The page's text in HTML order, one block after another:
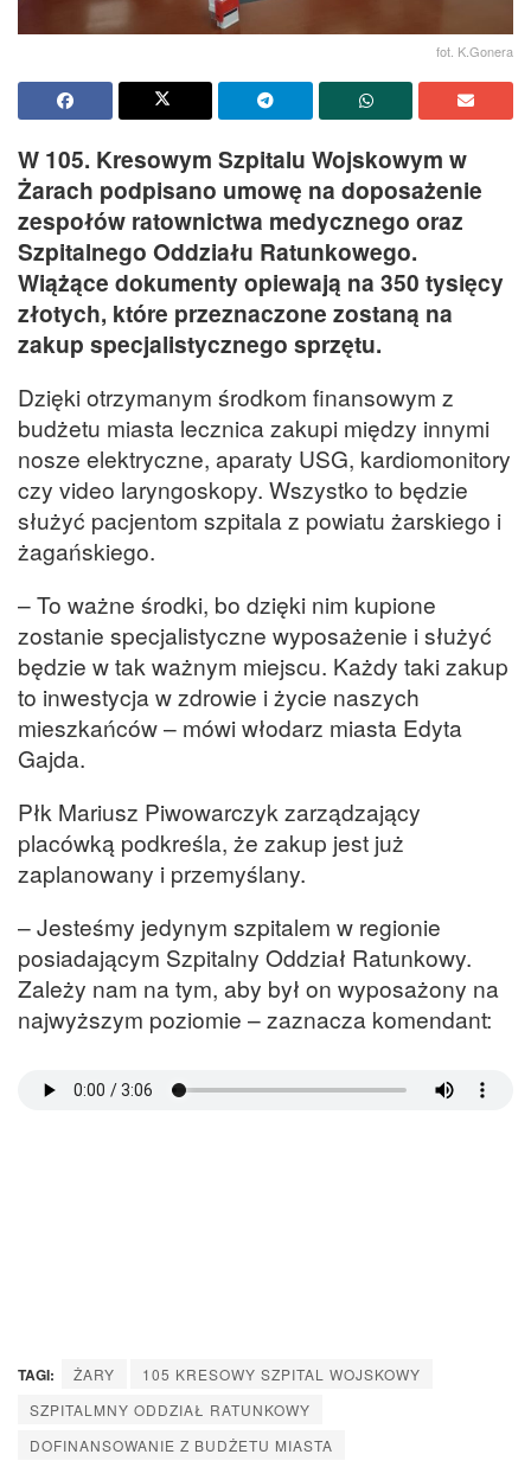
fot. K.Gonera
W 105. Kresowym Szpitalu Wojskowym w
Żarach podpisano umowę na doposażenie
zespołów ratownictwa medycznego oraz
Szpitalnego Oddziału Ratunkowego.
Wiążące dokumenty opiewają na 350 tysięcy
złotych, które przeznaczone zostaną na
zakup specjalistycznego sprzętu.
Dzięki otrzymanym środkom finansowym z
budżetu miasta lecznica zakupi między innymi
nosze elektryczne, aparaty USG, kardiomonitory
czy video laryngoskopy. Wszystko to będzie
służyć pacjentom szpitala z powiatu żarskiego i
żagańskiego.
– To ważne środki, bo dzięki nim kupione
zostanie specjalistyczne wyposażenie i służyć
będzie w tak ważnym miejscu. Każdy taki zakup
to inwestycja w zdrowie i życie naszych
mieszkańców – mówi włodarz miasta Edyta
Gajda.
Płk Mariusz Piwowarczyk zarządzający
placówką podkreśla, że zakup jest już
zaplanowany i przemyślany.
– Jesteśmy jedynym szpitalem w regionie
posiadającym Szpitalny Oddział Ratunkowy.
Zależy nam na tym, aby był on wyposażony na
najwyższym poziomie – zaznacza komendant:
TAGI: ŻARY
105 KRESOWY SZPITAL WOJSKOWY
SZPITALMNY ODDZIAŁ RATUNKOWY
DOFINANSOWANIE Z BUDŻETU MIASTA